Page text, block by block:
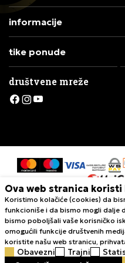
informacije
tike ponude
društvene mreže
Nastojimo da budemo što
samih cena, ali ne možemo
bez grešaka. Svi artikli
podrazumeva da su dostupni u
možete proveriti
Ova web stranica koristi
Koristimo kolačiće (cookies) da
funkcioniše i da bismo mogli dalje
bismo poboljšali vaše korisničko
omogućili funkcije društvenih
koristite našu web stranicu,
Obavezni Trajni